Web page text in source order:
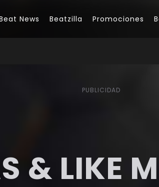
News Beatzilla Promociones
PUBLICIDAD
& LIKE